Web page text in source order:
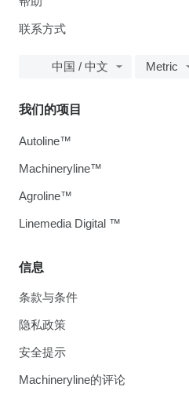
联系方式
中国 / 中文 Metric
信息
条款与条件
隐私政策
安全提示
Machineryline的评论
我们的项目
Autoline™
Machineryline™
Agroline™
Linemedia Digital ™